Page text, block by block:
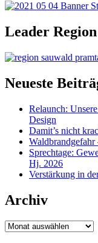
Leader
Neueste
Relaunch:
Design
Damit’s nicht
Sprechtage:
Hj. 2026
Verstärkung in
Archiv
Archiv